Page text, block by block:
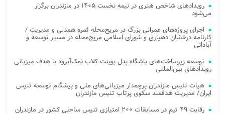
رویدادهای شاخص هنری در نیمه نخست ۱۴۰۵ در مازندران برگزار
می‌شود
اجرای پروژه‌های عمرانی بزرگ در مریج‌محله ثمره همدلی و مدیریت /
کارنامه درخشان دهیاری و شورای اسلامی مریج‌محله در مسیر توسعه و
آبادانی
توسعه زیرساخت‌های باشگاه پدل پوینت کلاب نمک‌آبرود با هدف میزبانی
رویدادهای بین‌المللی
هیات تنیس مازندران پرچمدار میزبانی‌های ملی و پیشگام توسعه تنیس
ایران/ مدیریت هدفمند سکوی پرتاب تنیس مازندران
رقابت ۴۹ تیم در مسابقات ۲۰۰ امتیازی تنیس ساحلی کشور در مازندران